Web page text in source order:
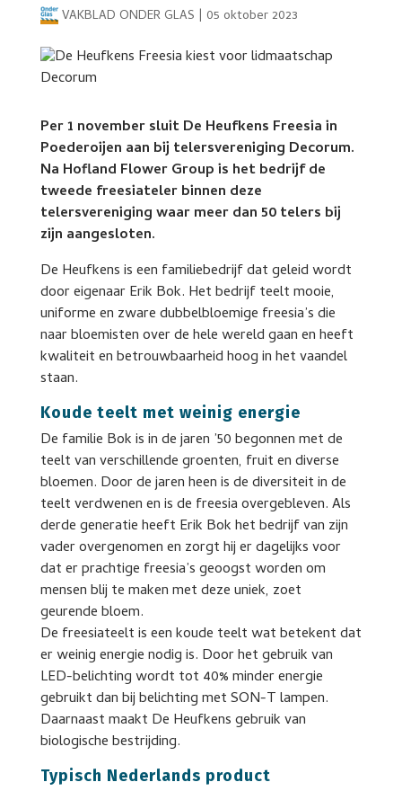
VAKBLAD ONDER GLAS | 05 oktober 2023
Per 1 november sluit De Heufkens Freesia in
Poederoijen aan bij telersvereniging Decorum.
Na Hofland Flower Group is het bedrijf de
tweede freesiateler binnen deze
telersvereniging waar meer dan 50 telers bij
zijn aangesloten.
De Heufkens is een familiebedrijf dat geleid wordt
door eigenaar Erik Bok. Het bedrijf teelt mooie,
uniforme en zware dubbelbloemige freesia’s die
naar bloemisten over de hele wereld gaan en heeft
kwaliteit en betrouwbaarheid hoog in het vaandel
staan.
Koude teelt met weinig energie
De familie Bok is in de jaren ’50 begonnen met de
teelt van verschillende groenten, fruit en diverse
bloemen. Door de jaren heen is de diversiteit in de
teelt verdwenen en is de freesia overgebleven. Als
derde generatie heeft Erik Bok het bedrijf van zijn
vader overgenomen en zorgt hij er dagelijks voor
dat er prachtige freesia’s geoogst worden om
mensen blij te maken met deze uniek, zoet
geurende bloem.
De freesiateelt is een koude teelt wat betekent dat
er weinig energie nodig is. Door het gebruik van
LED-belichting wordt tot 40% minder energie
gebruikt dan bij belichting met SON-T lampen.
Daarnaast maakt De Heufkens gebruik van
biologische bestrijding.
Typisch Nederlands product